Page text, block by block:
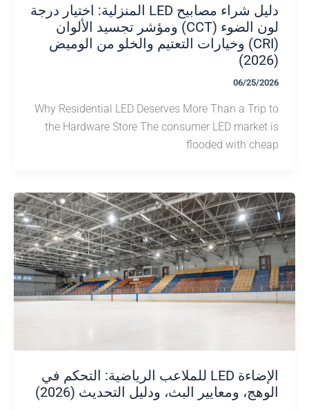
دليل شراء مصابيح LED المنزلية: اختيار درجة
لون الضوء (CCT) ومؤشر تجسيد الألوان
(CRI) وخيارات التعتيم والخلو من الوميض
Why Residential LED Deserves More Than a
the Hardware Store The consumer LED
flooded with
الإضاءة LED للملاعب الرياضية: التحكم في
ومعايير البث، ودليل التحديث (2026)